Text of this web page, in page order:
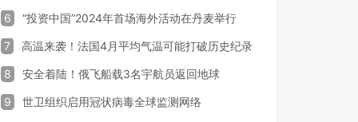
6 “投资中国”2024年首场海外活动在丹麦举行
7 高温来袭！法国4月平均气温可能打破历史纪录
8 安全着陆！俄飞船载3名宇航员返回地球
9 世卫组织启用冠状病毒全球监测网络